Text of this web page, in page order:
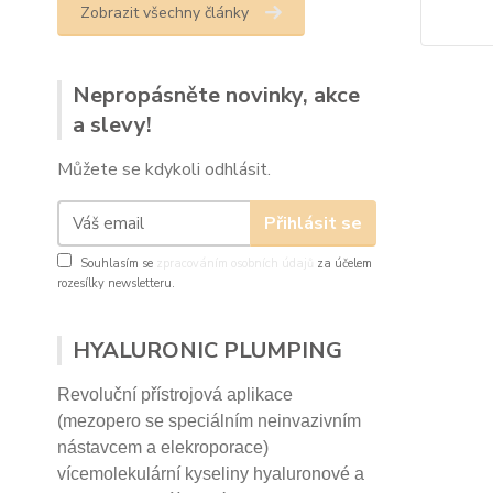
Zobrazit všechny články
Nepropásněte novinky, akce
a slevy!
Můžete se kdykoli odhlásit.
Přihlásit se
Souhlasím se zpracováním osobních údajů
za účelem
rozesílky newsletteru.
HYALURONIC PLUMPING
Revoluční přístrojová aplikace
(mezopero se speciálním neinvazivním
nástavcem a elekroporace)
vícemolekulární kyseliny hyaluronové a